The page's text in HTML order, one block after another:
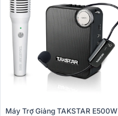
Máy Trợ Giảng TAKSTAR E500W